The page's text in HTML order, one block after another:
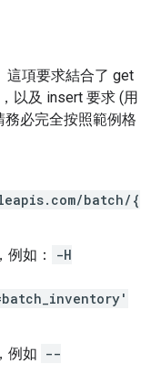
這項要求結合了 get
以及 insert 要求 (用
必完全按照範例格
batch/{
如：
-H
例如 --